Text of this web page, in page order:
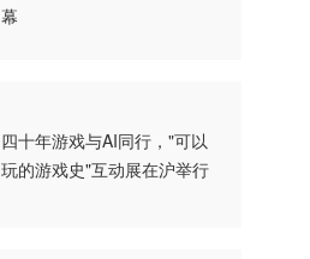
幕
四十年游戏与AI同行，"可以
玩的游戏史"互动展在沪举行